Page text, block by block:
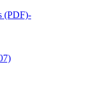
(PDF)-